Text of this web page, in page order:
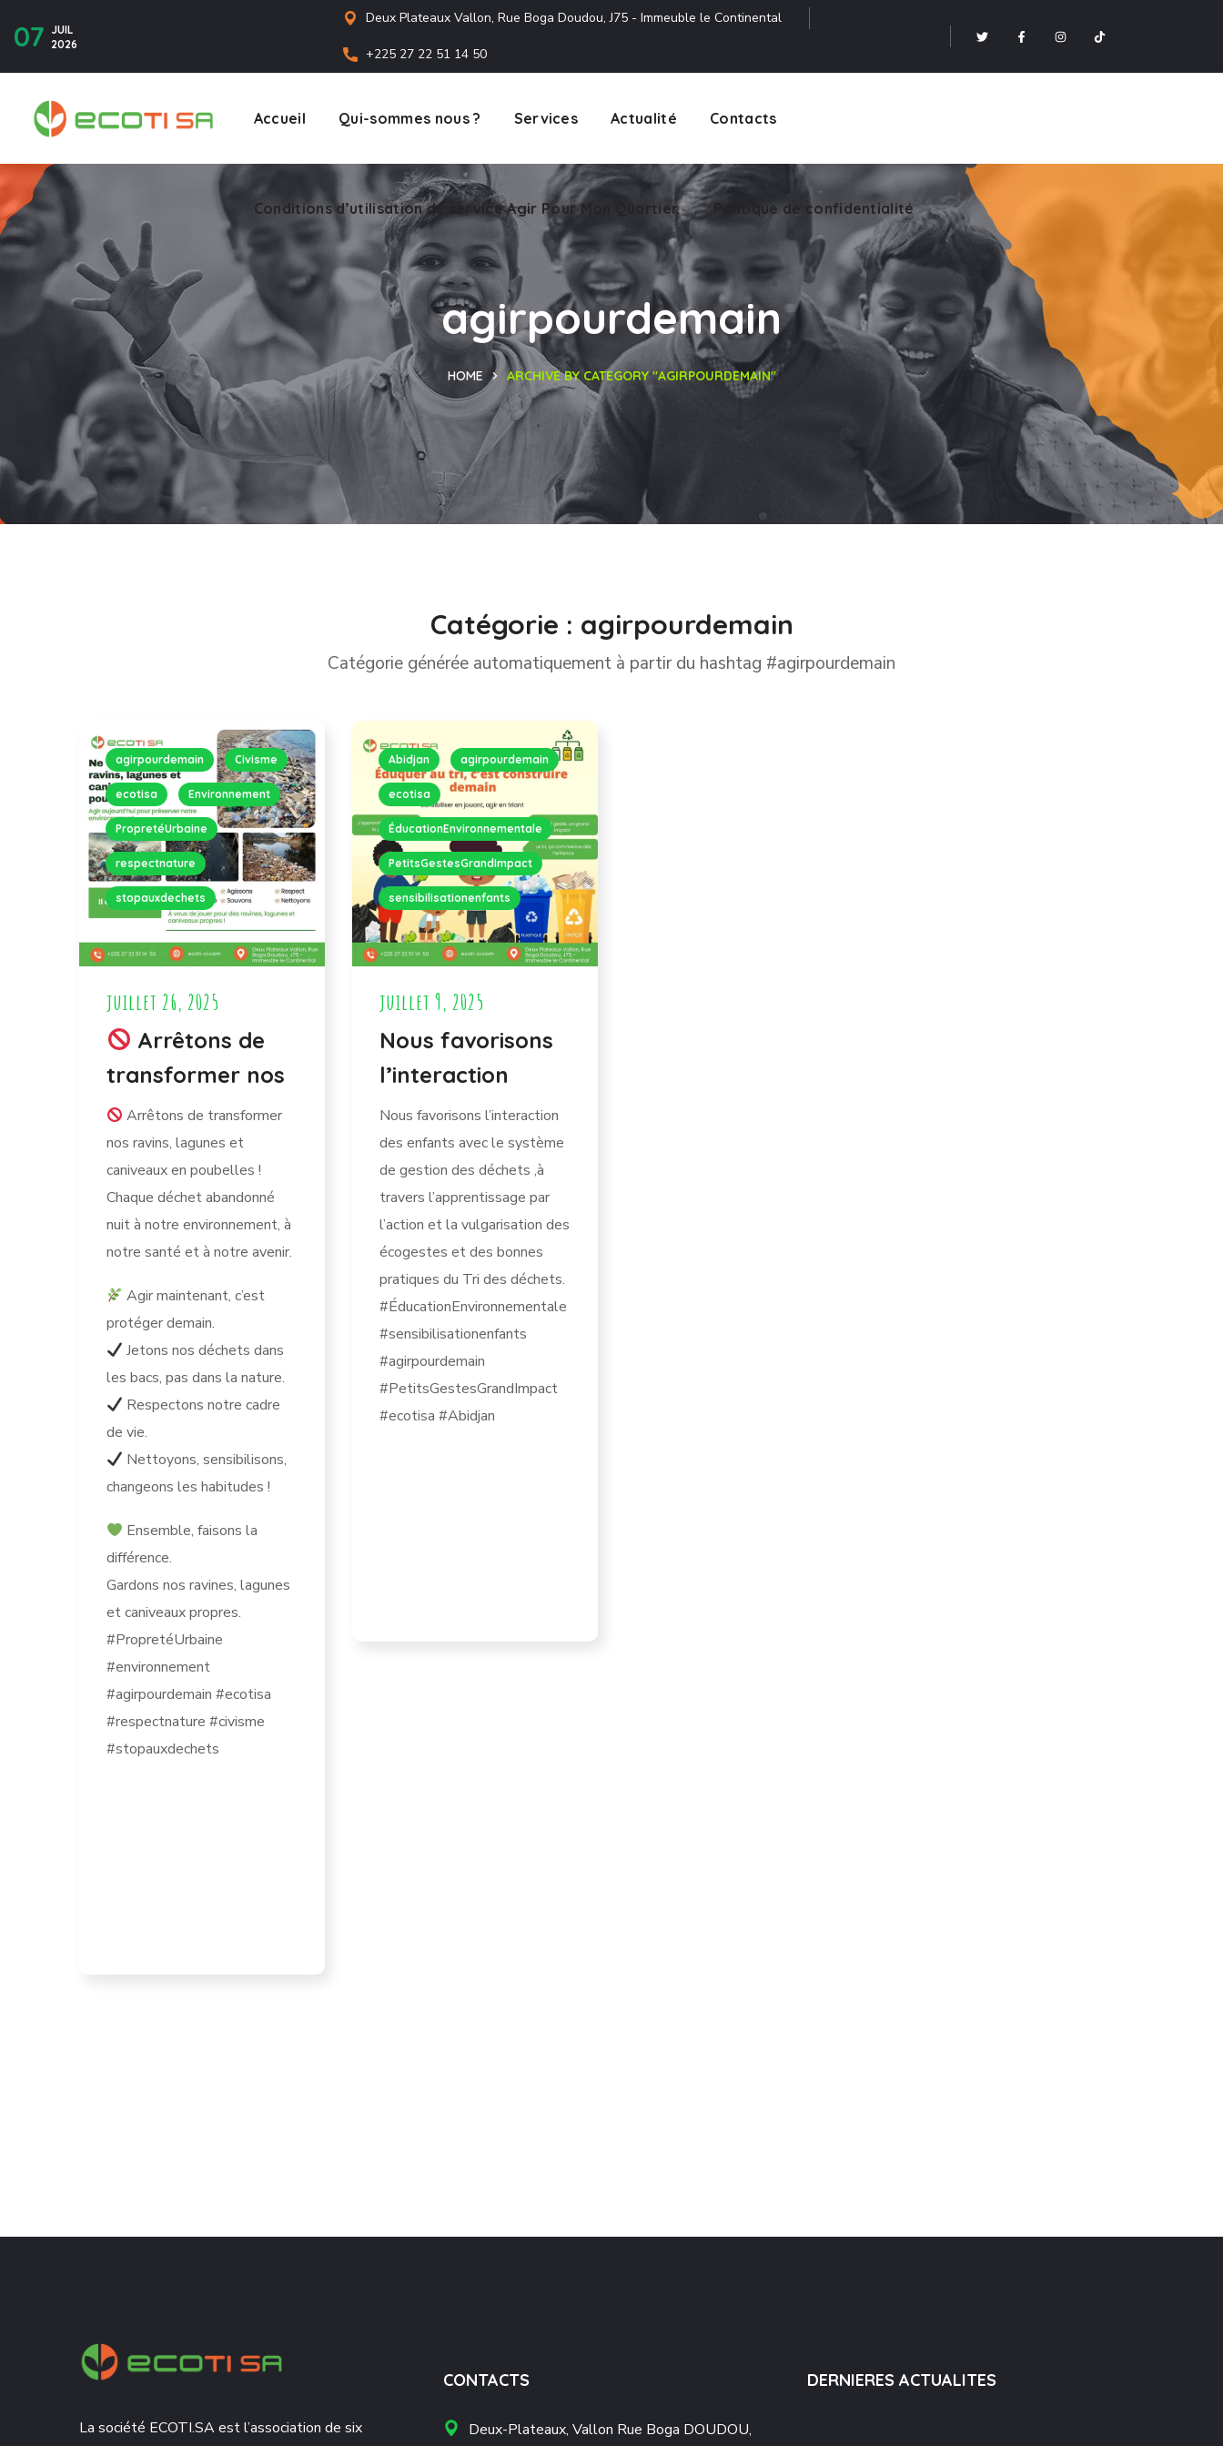
07 JUIL
2026
Deux Plateaux Vallon, Rue Boga Doudou, J75 - Immeuble le Continental
+225 27 22 51 14 50
Accueil Qui-sommes nous ? Services Actualité Contacts
Conditions d’utilisation du service Agir Pour Mon Quartier. Politique de confidentialité
agirpourdemain
HOME ARCHIVE BY CATEGORY "AGIRPOURDEMAIN"
Catégorie : agirpourdemain
Catégorie générée automatiquement à partir du hashtag #agirpourdemain
agirpourdemain Civisme
ecotisa Environnement
PropretéUrbaine
respectnature
stopauxdechets
juillet 26, 2025
Arrêtons de
transformer nos
Arrêtons de transformer
nos ravins, lagunes et
caniveaux en poubelles !
Chaque déchet abandonné
nuit à notre environnement, à
notre santé et à notre avenir.
Agir maintenant, c’est
protéger demain.
Jetons nos déchets dans
les bacs, pas dans la nature.
Respectons notre cadre
de vie.
Nettoyons, sensibilisons,
changeons les habitudes !
Ensemble, faisons la
différence.
Gardons nos ravines, lagunes
et caniveaux propres.
#PropretéUrbaine
#environnement
#agirpourdemain #ecotisa
#respectnature #civisme
#stopauxdechets
Abidjan agirpourdemain
ecotisa
ÉducationEnvironnementale
PetitsGestesGrandImpact
sensibilisationenfants
juillet 9, 2025
Nous favorisons
l’interaction
Nous favorisons l’interaction
des enfants avec le système
de gestion des déchets ,à
travers l’apprentissage par
l’action et la vulgarisation des
écogestes et des bonnes
pratiques du Tri des déchets.
#ÉducationEnvironnementale
#sensibilisationenfants
#agirpourdemain
#PetitsGestesGrandImpact
#ecotisa #Abidjan
La société ECOTI.SA est l’association de six
CONTACTS
Deux-Plateaux, Vallon Rue Boga DOUDOU,
DERNIERES ACTUALITES